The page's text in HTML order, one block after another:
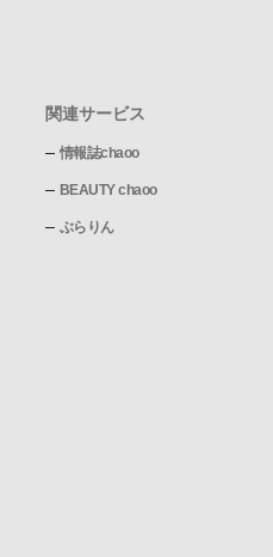
関連サービス
情報誌chaoo
BEAUTY chaoo
ぶらりん